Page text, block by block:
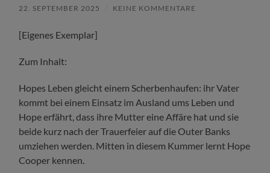
22. SEPTEMBER 2025 KEINE KOMMENTARE
[Eigenes Exemplar]
Zum Inhalt:
Hopes Leben gleicht einem Scherbenhaufen: ihr Vater
kommt bei einem Einsatz im Ausland ums Leben und
Hope erfährt, dass ihre Mutter eine Affäre hat und sie
beide kurz nach der Trauerfeier auf die Outer Banks
umziehen werden. Mitten in diesem Kummer lernt Hope
Cooper kennen.